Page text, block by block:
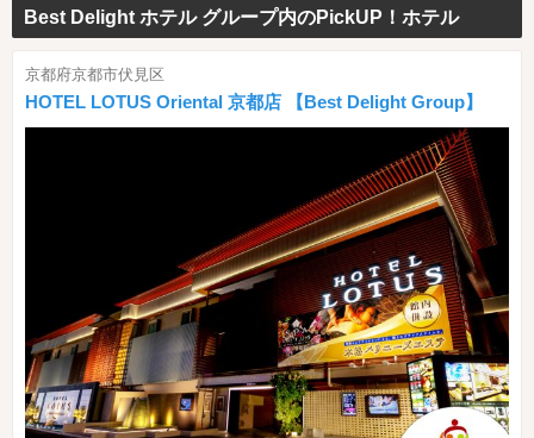
Best Delight ホテル グループ内のPickUP！ホテル
京都府京都市伏見区
HOTEL LOTUS Oriental 京都店 【Best Delight Group】